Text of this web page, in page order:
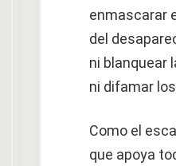
enmascarar
del
ni blanquear
ni difamar
Como el
que apoya